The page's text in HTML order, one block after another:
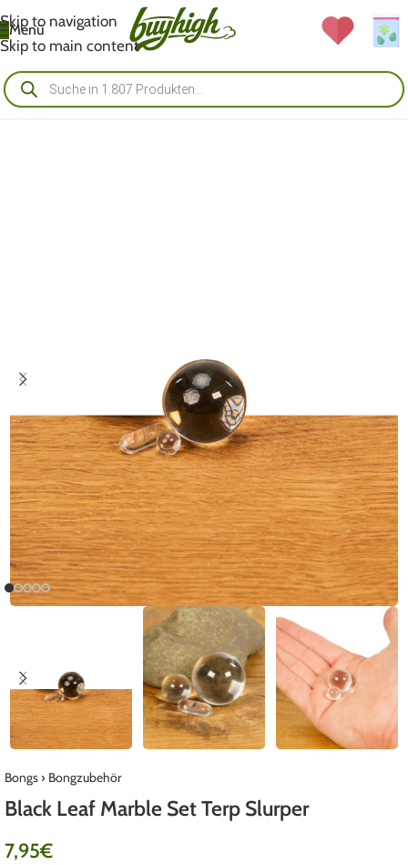
Skip to navigation
Skip to main content
Menü
Bongs› Bongzubehör
Black Leaf Marble Set Terp Slurper
7,95€